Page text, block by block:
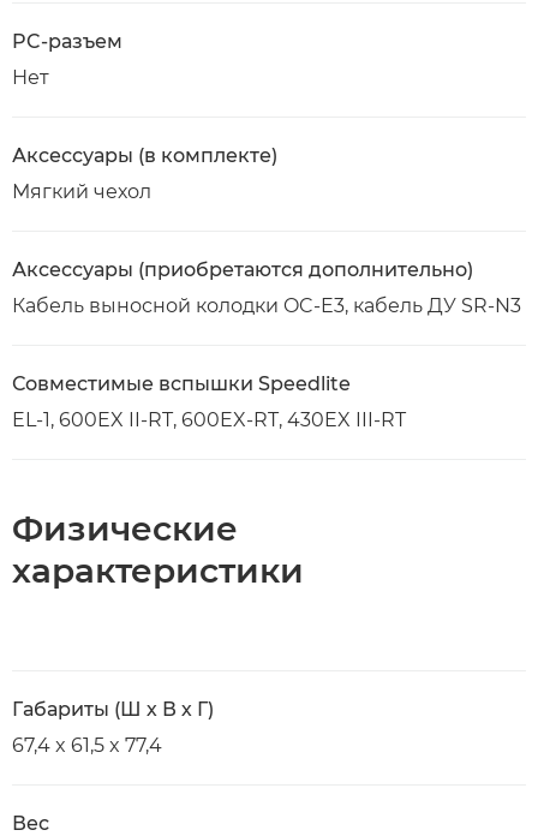
PC-разъем
Нет
Аксессуары (в комплекте)
Мягкий чехол
Аксессуары (приобретаются дополнительно)
Кабель выносной колодки OC-E3, кабель ДУ SR-N3
Совместимые вспышки Speedlite
EL-1, 600EX II-RT, 600EX-RT, 430EX III-RT
Физические
характеристики
Габариты (Ш х В х Г)
67,4 x 61,5 x 77,4
Вес